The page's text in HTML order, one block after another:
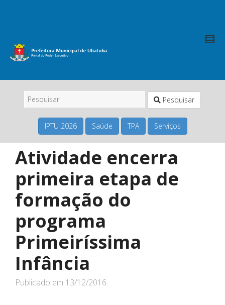
Pesquisar
IPTU 2026 Saúde TPA Serviços
Atividade encerra
primeira etapa de
formação do
programa
Primeiríssima
Infância
Publicado em 13/12/2016